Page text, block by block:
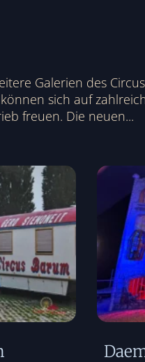
Galerien des
sich auf
freuen. Die neuen...